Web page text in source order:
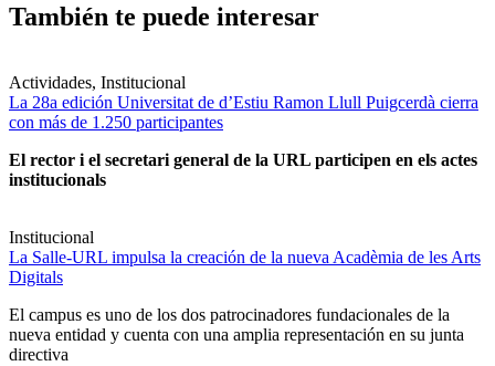
También te puede interesar
Actividades, Institucional
La 28a edición Universitat de d’Estiu Ramon Llull Puigcerdà cierra
con más de 1.250 participantes
El rector i el secretari general de la URL participen en els actes
institucionals
Institucional
La Salle-URL impulsa la creación de la nueva Acadèmia de les Arts
Digitals
El campus es uno de los dos patrocinadores fundacionales de la
nueva entidad y cuenta con una amplia representación en su junta
directiva